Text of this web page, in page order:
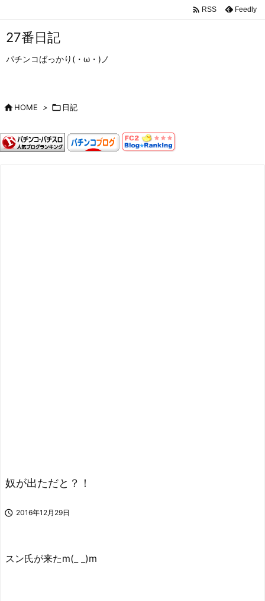
 RSS Feedly
27番日記
パチンコばっかり(・ω・)ノ
HOME >  日記
奴が出ただと？！
 2016年12月29日
スン氏が来たm(_ _)m